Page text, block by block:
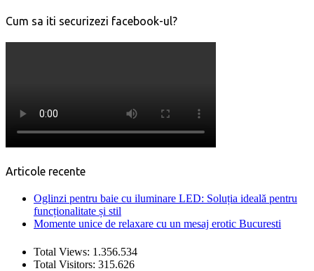
Cum sa iti securizezi facebook-ul?
Articole recente
Oglinzi pentru baie cu iluminare LED: Soluția ideală pentru
funcționalitate și stil
Momente unice de relaxare cu un mesaj erotic Bucuresti
Total Views: 1.356.534
Total Visitors: 315.626